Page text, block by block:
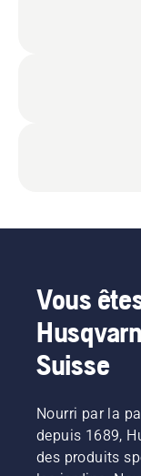
Vous
Suisse
Nourri par la
depuis 1689,
des produits